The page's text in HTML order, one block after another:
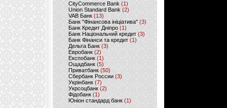
CityCommerce Bank (1)
Union Standard Bank (2)
VAB Банк (13)
Банк "Фінансова ініціатива" (3)
Банк Кредит Дніпро (1)
Банк Національний кредит (3)
Банк Фінанси та кредит (1)
Дельта Банк (3)
Евробанк(2)
Експобанк (1)
Ощадбанк(5)
Приватбанк (50)
Сбербанк России (3)
Укрінбанк(7)
Укрсоцбанк (2)
Фідобанк (1)
Юніон стандард банк(1)